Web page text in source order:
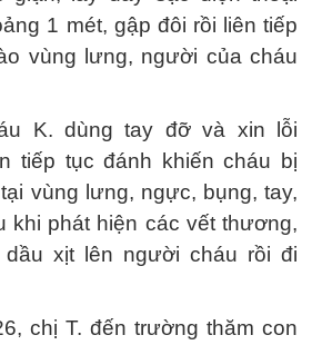
1 mét, gập đôi rồi liên tiếp
vùng lưng, người của cháu
K. dùng tay đỡ và xin lỗi
tiếp tục đánh khiến cháu bị
vùng lưng, ngực, bụng, tay,
khi phát hiện các vết thương,
dầu xịt lên người cháu rồi đi
chị T. đến trường thăm con